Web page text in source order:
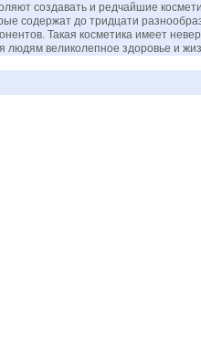
создавать и редчайшие
содержат до тридцати
Такая косметика имеет
людям великолепное здоровье и